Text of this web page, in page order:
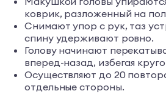
коврик, разложенный на
Снимают упор с рук, таз
спину удерживают ровно.
Голову начинают
вперед-назад, избегая
Осуществляют до 20
отдельные стороны.